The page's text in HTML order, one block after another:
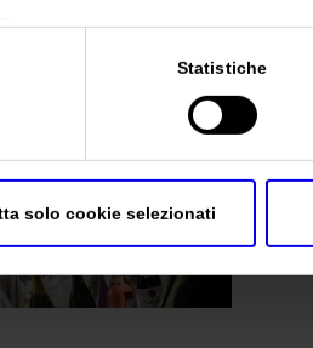
Statistiche
solo cookie selezionati